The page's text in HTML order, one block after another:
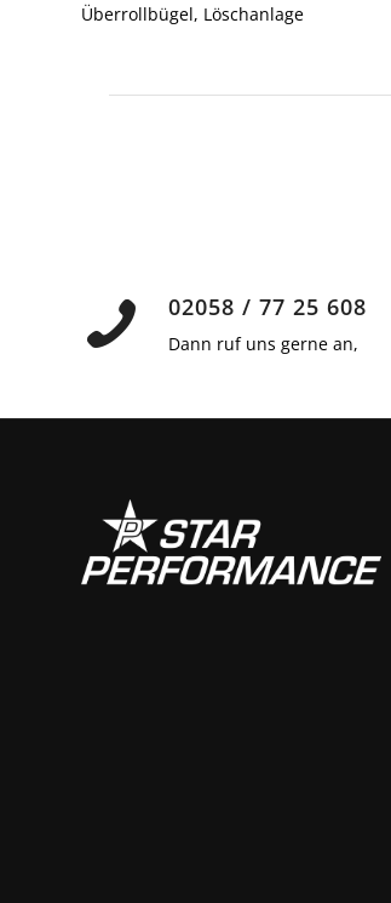
Überrollbügel, Löschanlage
02058 / 77 25 608
Dann ruf uns gerne an,